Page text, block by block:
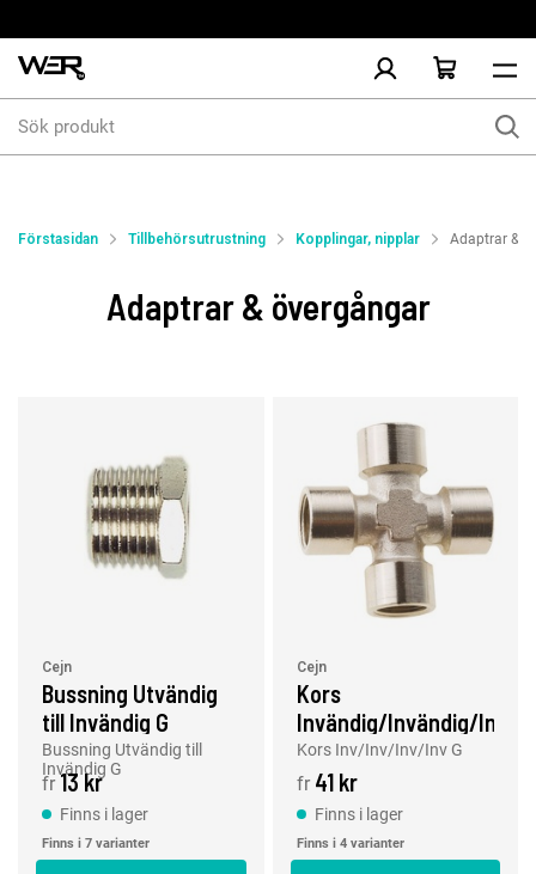
produkt
Förstasidan Tillbehörsutrustning Kopplingar, nipplar Adaptrar &
Adaptrar & övergångar
Cejn
Bussning Utvändig
till Invändig G
Bussning Utvändig till
Invändig G
fr 13 kr
Finns i lager
Finns i 7 varianter
Cejn
Kors
Invändig/Invändig/
G
Kors Inv/Inv/Inv/Inv G
fr 41 kr
Finns i lager
Finns i 4 varianter